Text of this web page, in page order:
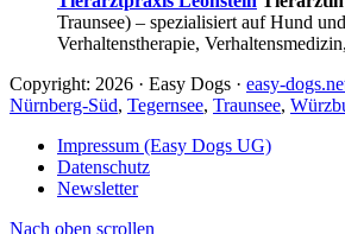
Traunsee) – spezialisiert auf Hund
Verhaltenstherapie,
Copyright: 2026 · Easy Dogs · easy-
Nürnberg-Süd, Tegernsee, Traunsee,
Impressum (Easy Dogs UG)
Datenschutz
Newsletter
Nach oben scrollen